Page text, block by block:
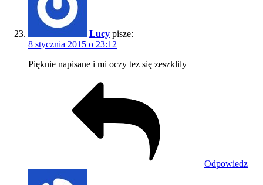
Lucy pisze:
8 stycznia 2015 o 23:12
Pięknie napisane i mi oczy tez się zeszklily
Odpowiedz